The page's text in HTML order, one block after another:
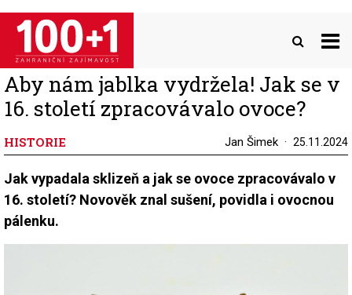
Přejít
hlavnímu
obsahu
Aby nám jablka vydržela! Jak se v
16. století zpracovávalo ovoce?
HISTORIE Jan Šimek 25.11.2024
Jak vypadala sklizeň a jak se ovoce zpracovávalo v
16. století? Novověk znal sušení, povidla i ovocnou
pálenku.